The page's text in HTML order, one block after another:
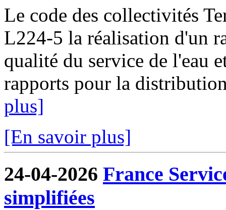
Le code des collectivités
L224-5 la réalisation d'un
qualité du service de l'eau
rapports pour la
plus]
[En savoir plus]
24-04-2026 France
simplifiées